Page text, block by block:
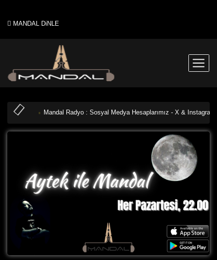
MANDAL DiNLE
Mandal Radyo : Sosyal Medya Hesaplarımız - X & Instagram: